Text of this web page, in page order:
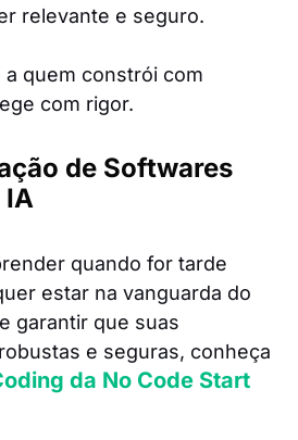
relevante e seguro.
quem constrói com
com rigor.
de Softwares
IA
quando for tarde
estar na vanguarda do
garantir que suas
e seguras, conheça
da No Code Start